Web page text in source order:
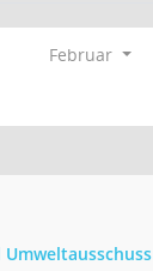
Februar